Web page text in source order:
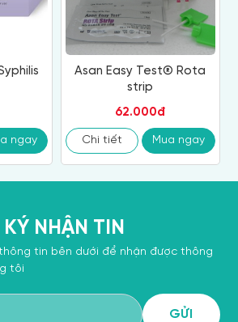
ngay
Asan Easy Test® Rota
strip
62.000đ
Chi tiết Mua ngay
NHẬN TIN
tin bên dưới để nhận được thông
tôi